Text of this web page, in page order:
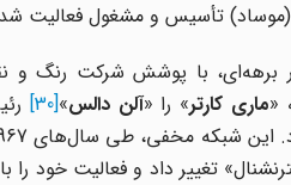
(موساد) تأسیس و مشغول فعالیت
برهه‌ای، با پوشش شرکت رنگ و
«ماری کارتر» را «آلن دالس»
[30]
تغییر داد و فعالیت خود